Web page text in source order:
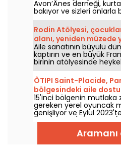
Avon’Ânes derneği,
bakıyor ve sizleri onlarla
çıkmaya davet ediyor.
Rodin Atölyesi,
alanı, yeniden müzede
döndü
Aile sanatının büyülü
kaptırın ve en büyük
birinin atölyesinde heykel
Nisan'dan 6 Eylül
minik meraklıları heykel
için Atelier Rodin’i
sezonunun yeniliklerini
olun.
ÔTIPI Saint-Placide,
bölgesindeki aile dostu
15'inci bölgenin mutlaka
gereken yerel oyuncak
genişliyor ve Eylül
bölgesinde (6'ncı